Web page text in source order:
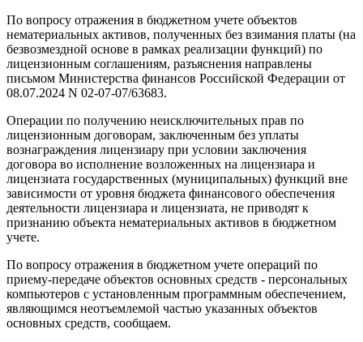
По вопросу отражения в бюджетном учете объектов
нематериальных активов, полученных без взимания платы (на
безвозмездной основе в рамках реализации функций) по
лицензионным соглашениям, разъяснения направлены
письмом Министерства финансов Российской Федерации от
08.07.2024 N 02-07-07/63683.
Операции по получению неисключительных прав по
лицензионным договорам, заключенным без уплаты
вознаграждения лицензиару при условии заключения
договора во исполнение возложенных на лицензиара и
лицензиата государственных (муниципальных) функций вне
зависимости от уровня бюджета финансового обеспечения
деятельности лицензиара и лицензиата, не приводят к
признанию объекта нематериальных активов в бюджетном
учете.
По вопросу отражения в бюджетном учете операций по
приему-передаче объектов основных средств - персональных
компьютеров с установленным программным обеспечением,
являющимся неотъемлемой частью указанных объектов
основных средств, сообщаем.